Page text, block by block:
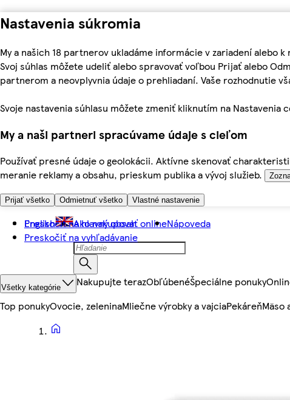
Nastavenia súkromia
My a našich 18 partnerov ukladáme informácie v zariadení
Svoj súhlas môžete udeliť alebo spravovať voľbou Prijať alebo
partnerom a neovplyvnia údaje o prehliadaní. Vaše rozhodnutie
Svoje nastavenia súhlasu môžete zmeniť kliknutím na Nastavenia
My a naši partneri spracúvame údaje s cieľom
Používať presné údaje o geolokácii. Aktívne skenovať
meranie reklamy a obsahu, prieskum publika a vývoj služieb.
Prijať všetko Odmietnuť všetko Vlastné nastavenie
Preskočiť na hlavný obsah
Preskočiť na vyhľadávanie
English Ako nakupovať onlineNápoveda
Všetky kategórie Nakupujte terazObľúbenéŠpeciálne ponuky
Top ponukyOvocie, zeleninaMliečne výrobky a vajciaPekáreňMäso